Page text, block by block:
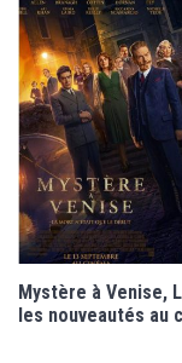
Mystère à Venise,
les nouveautés au